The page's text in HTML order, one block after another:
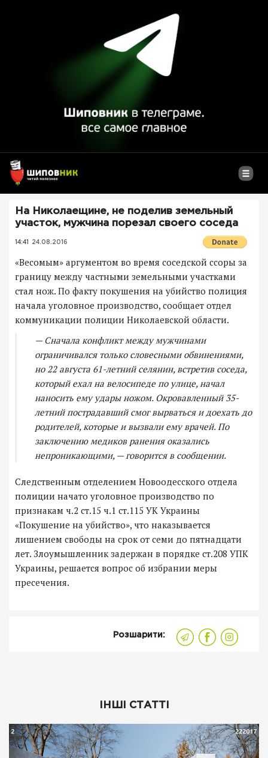
На Николаещине, не поделив земельный
участок, мужчина порезал своего соседа
14:41 24.08.2016
«Весомым» аргументом во время соседской ссоры за
границу между частными земельными участками
стал нож. По факту покушения на убийство полиция
начала уголовное производство, сообщает отдел
коммуникации полиции Николаевской области.
— Сначала конфликт между мужчинами
ограничивался только словесными обвинениями,
но 22 августа 61-летний селянин, встретив соседа,
который ехал на велосипеде по улице, начал
наносить ему удары ножом. Окровавленный 35-
летний пострадавший смог вырваться и доехать до
родителей, которые и вызвали ему врачей. По
заключению медиков ранения оказались
непроникающими, — говорится в сообщении.
Следственным отделением Новоодесского отдела
полиции начато уголовное производство по
признакам ч.2 ст.15 ч.1 ст.115 УК Украины
«Покушение на убийство», что наказывается
лишением свободы на срок от семи до пятнадцати
лет. Злоумышленник задержан в порядке ст.208 УПК
Украины, решается вопрос об избрании меры
пресечения.
Розшарити:
ІНШІ СТАТТІ